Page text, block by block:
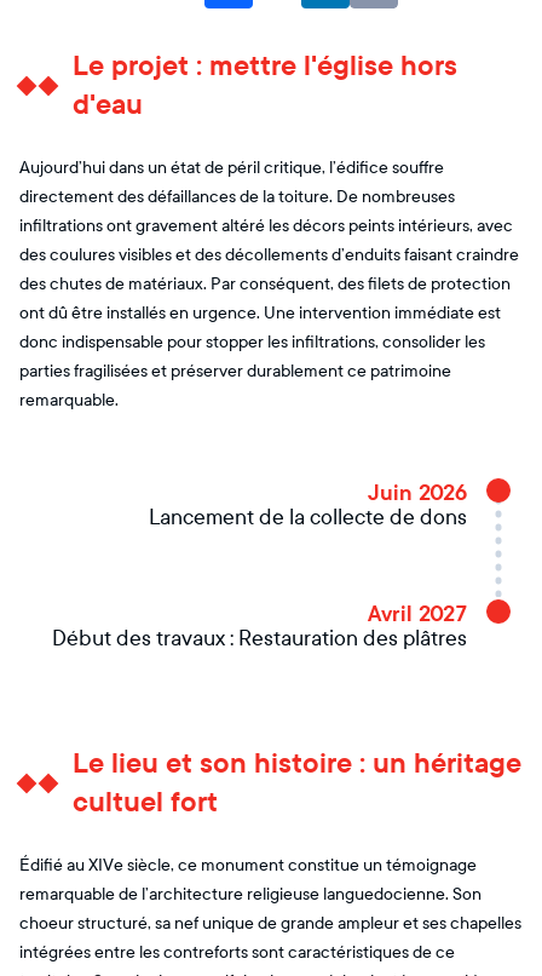
Le projet : mettre l'église hors
d'eau
Aujourd’hui dans un état de péril critique, l’édifice souffre
directement des défaillances de la toiture. De nombreuses
infiltrations ont gravement altéré les décors peints intérieurs, avec
des coulures visibles et des décollements d’enduits faisant craindre
des chutes de matériaux. Par conséquent, des filets de protection
ont dû être installés en urgence. Une intervention immédiate est
donc indispensable pour stopper les infiltrations, consolider les
parties fragilisées et préserver durablement ce patrimoine
remarquable.
Juin 2026
Lancement de la collecte de dons
Avril 2027
Début des travaux : Restauration des plâtres
Le lieu et son histoire : un héritage
cultuel fort
Édifié au XIVe siècle, ce monument constitue un témoignage
remarquable de l’architecture religieuse languedocienne. Son
choeur structuré, sa nef unique de grande ampleur et ses chapelles
intégrées entre les contreforts sont caractéristiques de ce